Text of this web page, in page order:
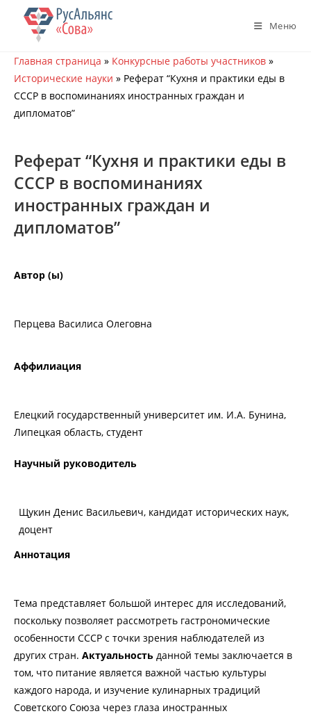
Перейти
содержимому
Меню
Главная страница » Конкурсные работы участников »
Исторические науки » Реферат “Кухня и практики еды в
СССР в воспоминаниях иностранных граждан и
дипломатов”
Реферат “Кухня и практики еды в
СССР в воспоминаниях
иностранных граждан и
дипломатов”
Автор (ы)
Перцева Василиса Олеговна
Аффилиация
Елецкий государственный университет им. И.А. Бунина,
Липецкая область, студент
Научный руководитель
Щукин Денис Васильевич, кандидат исторических наук,
доцент
Аннотация
Тема представляет большой интерес для исследований,
поскольку позволяет рассмотреть гастрономические
особенности СССР с точки зрения наблюдателей из
других стран. Актуальность данной темы заключается в
том, что питание является важной частью культуры
каждого народа, и изучение кулинарных традиций
Советского Союза через глаза иностранных